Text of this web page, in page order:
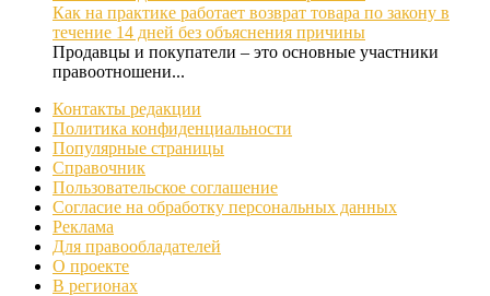
Как на практике работает возврат товара по закону в
течение 14 дней без объяснения причины
Продавцы и покупатели – это основные участники
правоотношени...
Контакты редакции
Политика конфиденциальности
Популярные страницы
Справочник
Пользовательское соглашение
Согласие на обработку персональных данных
Реклама
Для правообладателей
О проекте
В регионах